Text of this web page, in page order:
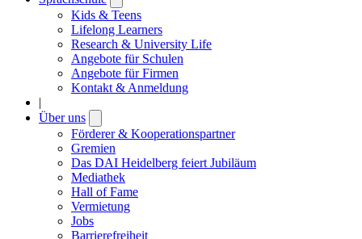
submenu
Kids & Teens
Lifelong Learners
Research & University Life
Angebote für Schulen
Angebote für Firmen
Kontakt & Anmeldung
|
Über uns
submenu
Förderer & Kooperationspartner
Gremien
Das DAI Heidelberg feiert Jubiläum
Mediathek
Hall of Fame
Vermietung
Jobs
Barrierefreiheit